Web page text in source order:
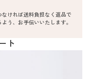
ければ送料負担なく返品で
う、お手伝いいたします。
ト